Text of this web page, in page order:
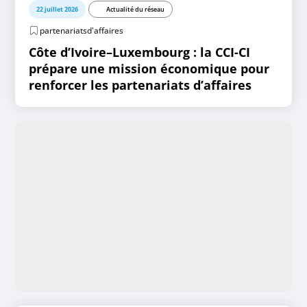
22 juillet 2026 Actualité du réseau
partenariatsd'affaires
Côte d’Ivoire–Luxembourg : la CCI-CI
prépare une mission économique pour
renforcer les partenariats d’affaires